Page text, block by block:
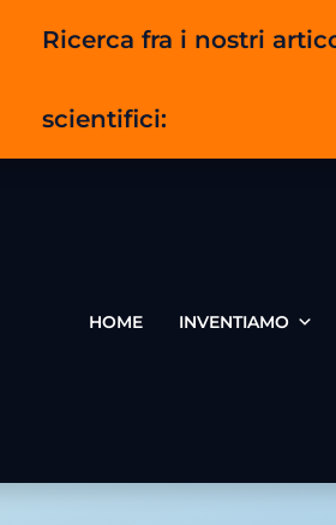
Ricerca fra i nostri
scientifici:
HOME INVENTIAMO